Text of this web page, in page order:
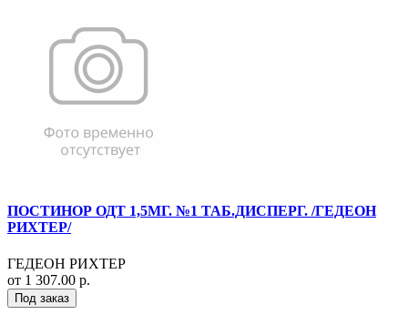
ПОСТИНОР ОДТ 1,5МГ. №1 ТАБ.ДИСПЕРГ. /ГЕДЕОН
РИХТЕР/
ГЕДЕОН РИХТЕР
от 1 307.00 р.
Под заказ